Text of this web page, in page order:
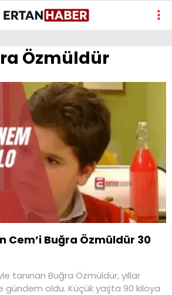
Özmüldür
Cem’i Buğra Özmüldür 30
tanınan Buğra Özmüldür, yıllar
gündem oldu. Küçük yaşta 90 kiloya